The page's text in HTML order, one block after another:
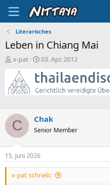
Literarisches
Leben in Chiang Mai
E
s
t
e
l
e
r
x-pat
E
s
t
e
t
a
03. Apr. 2012
C Chak
Senior Member
15. Juni 2026
x-pat schrieb: